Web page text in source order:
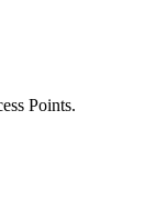
Points.